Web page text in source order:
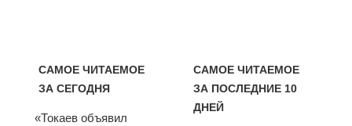
САМОЕ ЧИТАЕМОЕ
ЗА СЕГОДНЯ
«Токаев объявил
САМОЕ ЧИТАЕМОЕ
ЗА ПОСЛЕДНИЕ 10
ДНЕЙ